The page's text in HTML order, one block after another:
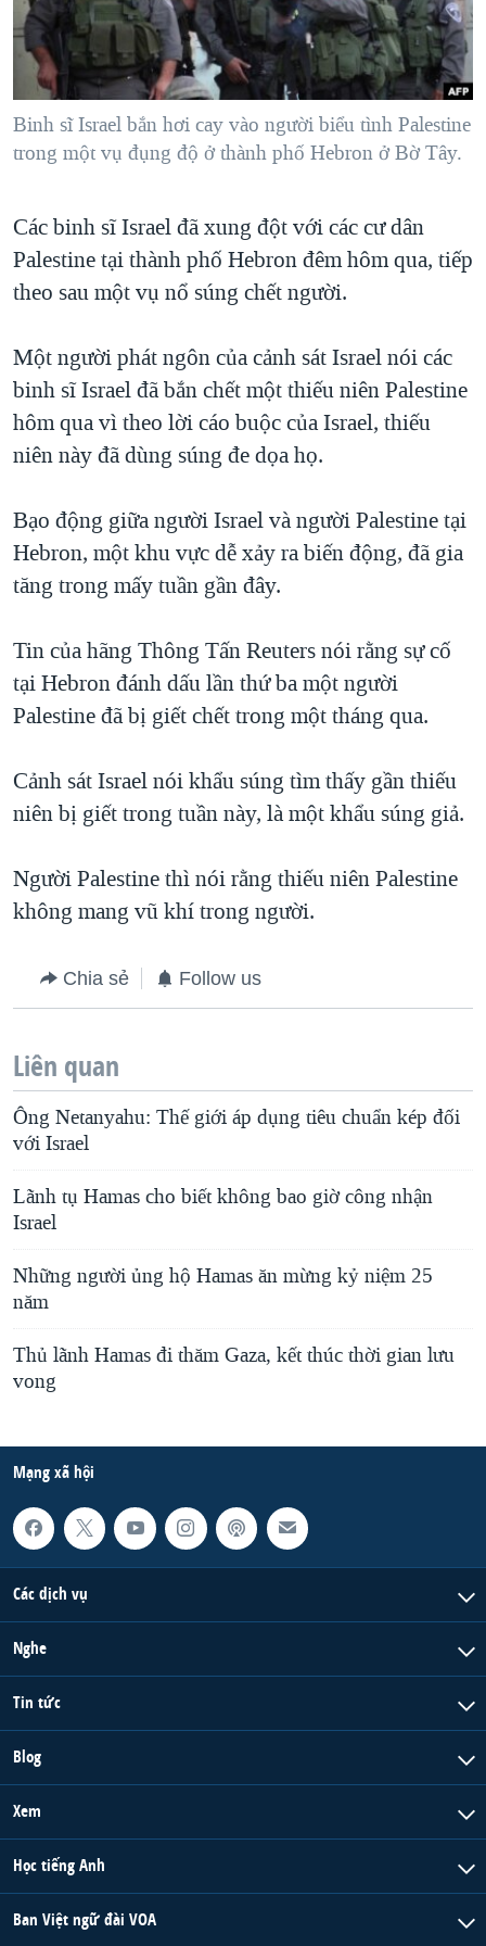
"Tìm"NGƯỜI VIỆT HẢI NGOẠI
ĐỜI SỐNG
KINH TẾ
VĂN HOÁ
THỂ THAO
GIÁO DỤC
TẠI
HÀNH TRÌNH BẦU CỬ 2024
MỘT NĂM CHIẾN TRANH TẠI DẢI GAZA
GIẢI MÃ VÀNH ĐAI & CON ĐƯỜNG
NGÀY TỊ NẠN THẾ GIỚI
GROUND ZERO – XƯA VÀ NAY
CHI PHÍ CHIẾN TRANH AFGHANISTAN
THƯỢNG ĐỈNH TRUMP-KIM TẠI VIỆT NAM
TRỊNH VĨNH BÌNH VS. CHÍNH PHỦ VIỆT NAM
NGƯ DÂN VIỆT VÀ LÀN SÓNG TRỘM HẢI SÂM
QUAN HỆ VIỆT MỸ
VIDEO
NGHE
MẠNG XÃ HỘI
Ngôn ngữ khác
Binh sĩ Israel bắn hơi cay vào người biểu tình Palestine
trong một vụ đụng độ ở thành phố Hebron ở Bờ Tây.
Các binh sĩ Israel đã xung đột với các cư dân
Palestine tại thành phố Hebron đêm hôm qua, tiếp
theo sau một vụ nổ súng chết người.
Một người phát ngôn của cảnh sát Israel nói các
binh sĩ Israel đã bắn chết một thiếu niên Palestine
hôm qua vì theo lời cáo buộc của Israel, thiếu
niên này đã dùng súng đe dọa họ.
Bạo động giữa người Israel và người Palestine tại
Hebron, một khu vực dễ xảy ra biến động, đã gia
tăng trong mấy tuần gần đây.
Tin của hãng Thông Tấn Reuters nói rằng sự cố
tại Hebron đánh dấu lần thứ ba một người
Palestine đã bị giết chết trong một tháng qua.
Cảnh sát Israel nói khẩu súng tìm thấy gần thiếu
niên bị giết trong tuần này, là một khẩu súng giả.
Người Palestine thì nói rằng thiếu niên Palestine
không mang vũ khí trong người.
Chia sẻ Follow us
Liên quan
Ông Netanyahu: Thế giới áp dụng tiêu chuẩn kép đối
với Israel
Lãnh tụ Hamas cho biết không bao giờ công nhận
Israel
Những người ủng hộ Hamas ăn mừng kỷ niệm 25
năm
Thủ lãnh Hamas đi thăm Gaza, kết thúc thời gian lưu
vong
Mạng xã hội
Các dịch vụ
Nghe
Tin tức
Blog
Xem
Học tiếng Anh
Ban Việt ngữ đài VOA